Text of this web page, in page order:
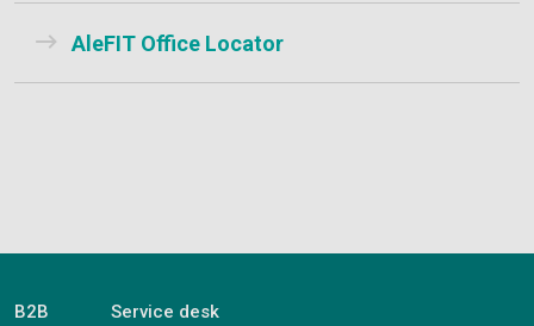
AleFIT Office Locator
B2B Service desk